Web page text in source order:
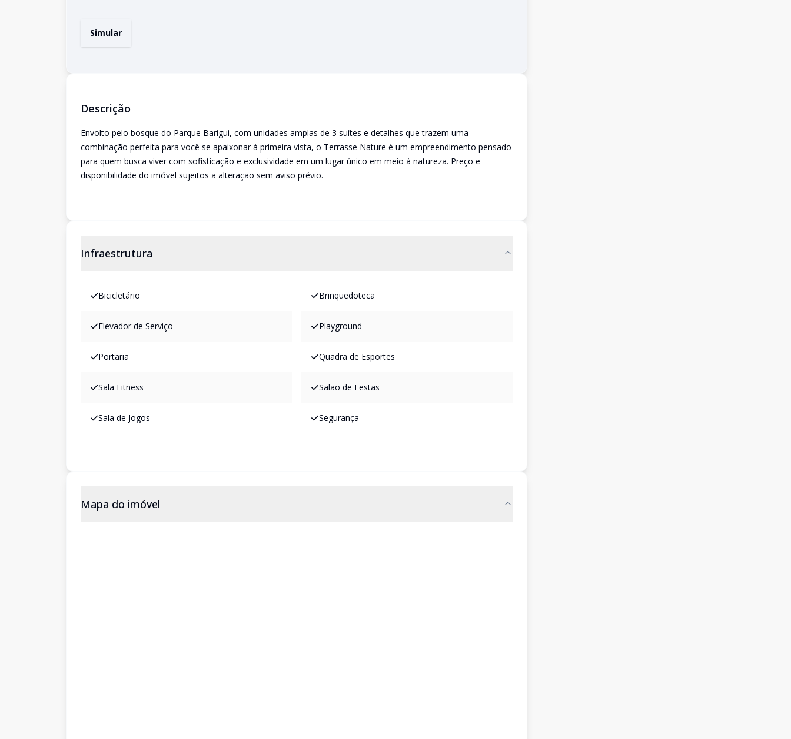
Simular
Descrição
Envolto pelo bosque do Parque Barigui, com unidades amplas de 3 suítes e detalhes que trazem uma
combinação perfeita para você se apaixonar à primeira vista, o Terrasse Nature é um empreendimento pensado
para quem busca viver com sofisticação e exclusividade em um lugar único em meio à natureza. Preço e
disponibilidade do imóvel sujeitos a alteração sem aviso prévio.
Infraestrutura
Bicicletário Brinquedoteca
Elevador de Serviço Playground
Portaria Quadra de Esportes
Sala Fitness Salão de Festas
Sala de Jogos Segurança
Mapa do imóvel